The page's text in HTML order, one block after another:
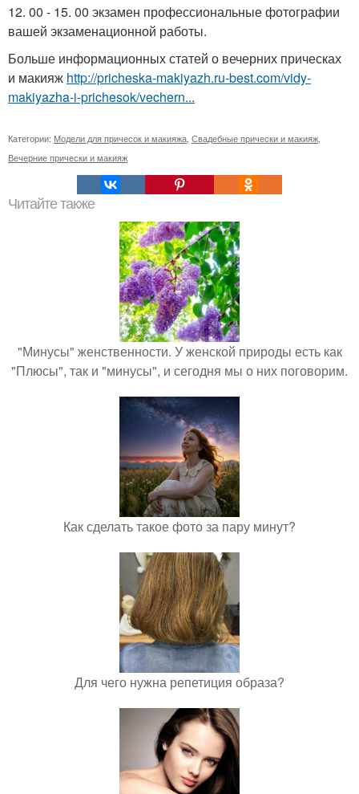
12. 00 - 15. 00 экзамен профессиональные фотографии
вашей экзаменационной работы.
Больше информационных статей о вечерних прическах
и макияж http://pricheska-makiyazh.ru-best.com/vidy-
makiyazha-i-prichesok/vechern...
Категории: Модели для причесок и макияжа Свадебные прически и макияж
Вечерние прически и макияж
Читайте также
"Минусы" женственности. У женской природы есть как
"Плюсы", так и "минусы", и сегодня мы о них поговорим.
Как сделать такое фото за пару минут?
Для чего нужна репетиция образа?